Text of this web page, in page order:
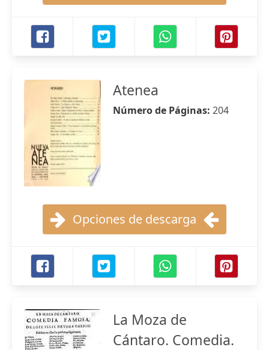
Atenea
Número de Páginas: 204
Opciones de descarga
La Moza de
Cántaro. Comedia.